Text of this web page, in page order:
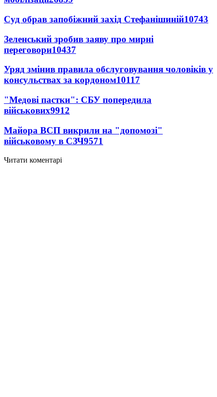
Суд обрав запобіжний захід Стефанішиній10743
Зеленський зробив заяву про мирні
переговори10437
Уряд змінив правила обслуговування чоловіків у
консульствах за кордоном10117
"Медові пастки": СБУ попередила
військових9912
Майора ВСП викрили на "допомозі"
військовому в СЗЧ9571
Читати коментарі